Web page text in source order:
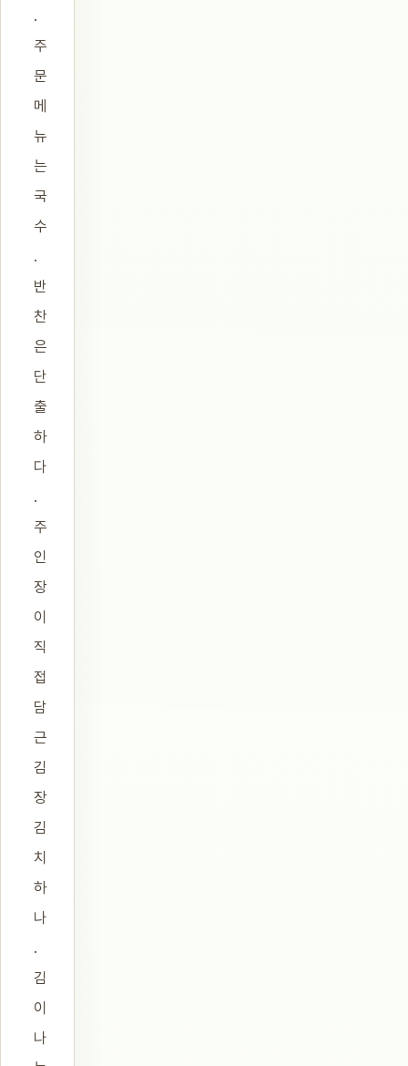
.
주
문
메
뉴
는
국
수
.
반
찬
은
단
출
하
다
.
주
인
장
이
직
접
담
근
김
장
김
치
하
나
.
김
이
나